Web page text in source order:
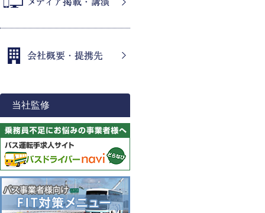
当社監修